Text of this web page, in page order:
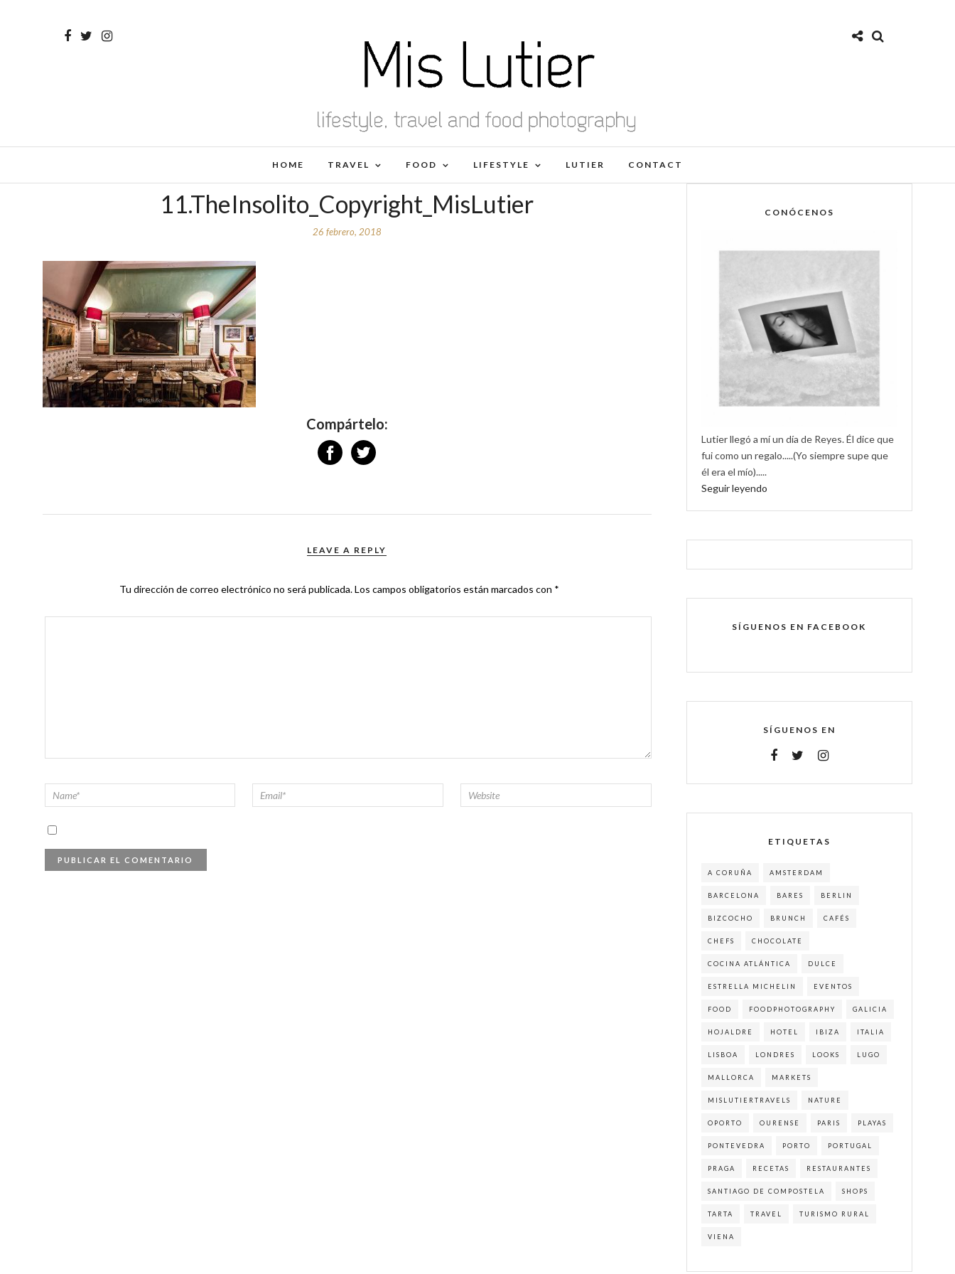
HOME TRAVEL FOOD LIFESTYLE LUTIER CONTACT
11.TheInsolito_Copyright_MisLutier
26 febrero, 2018
Compártelo:
LEAVE A REPLY
Tu dirección de correo electrónico no será publicada.Los campos obligatorios están marcados con *
CONÓCENOS
Lutier llegó a mí un día de Reyes. Él dice que
fui como un regalo.....(Yo siempre supe que
él era el mío).....
Seguir leyendo
SÍGUENOS EN FACEBOOK
SÍGUENOS EN
ETIQUETAS
A CORUÑA AMSTERDAM
BARCELONA BARES BERLIN
BIZCOCHO BRUNCH CAFÉS
CHEFS CHOCOLATE
COCINA ATLÁNTICA DULCE
ESTRELLA MICHELIN EVENTOS
FOOD FOODPHOTOGRAPHY GALICIA
HOJALDRE HOTEL IBIZA ITALIA
LISBOA LONDRES LOOKS LUGO
MALLORCA MARKETS
MISLUTIERTRAVELS NATURE
OPORTO OURENSE PARIS PLAYAS
PONTEVEDRA PORTO PORTUGAL
PRAGA RECETAS RESTAURANTES
SANTIAGO DE COMPOSTELA SHOPS
TARTA TRAVEL TURISMO RURAL
VIENA